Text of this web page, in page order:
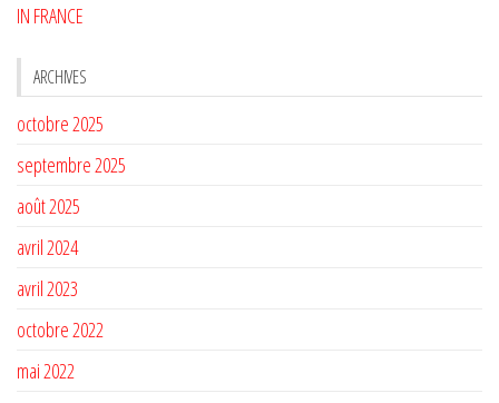
IN FRANCE
ARCHIVES
octobre 2025
septembre 2025
août 2025
avril 2024
avril 2023
octobre 2022
mai 2022